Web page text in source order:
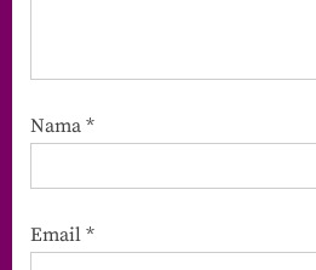
Nama *
Email *